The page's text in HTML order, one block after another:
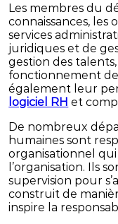
Les membres du
connaissances, les
services
juridiques et de
gestion des
fonctionnement
également leur
logiciel RH et
De nombreux
humaines sont
organisationnel
l’organisation. Ils
supervision pour
construit de
inspire la